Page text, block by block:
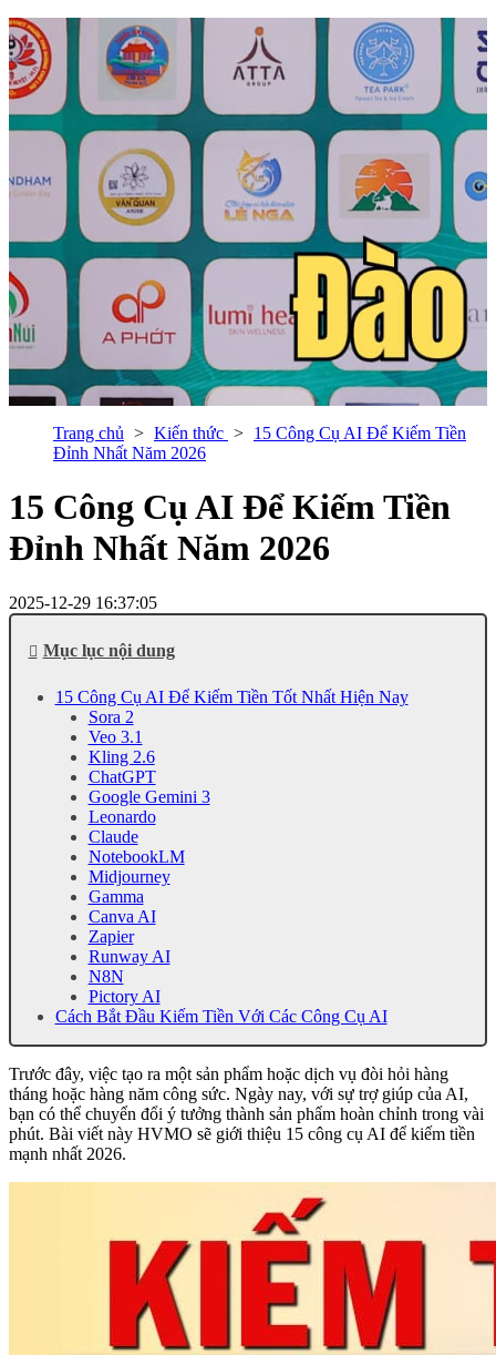
Trang chủ Kiến thức
15 Công Cụ AI Để Kiếm Tiền
Đỉnh Nhất Năm 2026
15 Công Cụ AI Để Kiếm Tiền
Đỉnh Nhất Năm 2026
2025-12-29 16:37:05
Mục lục nội dung
15 Công Cụ AI Để Kiếm Tiền Tốt Nhất Hiện Nay
Sora 2
Veo 3.1
Kling 2.6
ChatGPT
Google Gemini 3
Leonardo
Claude
NotebookLM
Midjourney
Gamma
Canva AI
Zapier
Runway AI
N8N
Pictory AI
Cách Bắt Đầu Kiếm Tiền Với Các Công Cụ AI
Trước đây, việc tạo ra một sản phẩm hoặc dịch vụ đòi hỏi hàng
tháng hoặc hàng năm công sức. Ngày nay, với sự trợ giúp của AI,
bạn có thể chuyển đổi ý tưởng thành sản phẩm hoàn chỉnh trong vài
phút. Bài viết này HVMO sẽ giới thiệu 15 công cụ AI để kiếm tiền
mạnh nhất 2026.